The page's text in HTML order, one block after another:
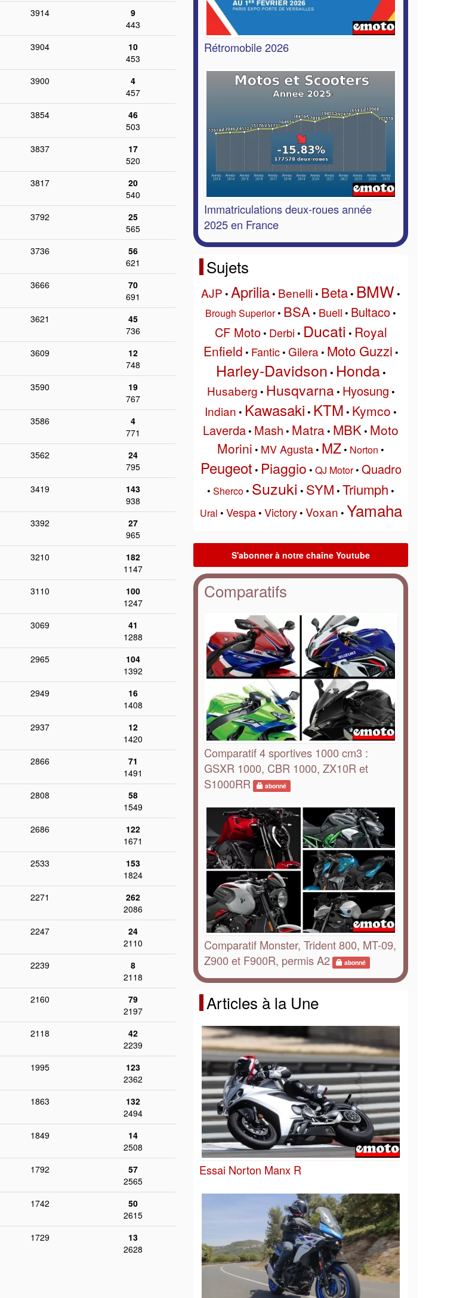
3914
9
443
3904
10
453
3900
4
457
3854
46
503
3837
17
520
3817
20
540
3792
25
565
3736
56
621
3666
70
691
3621
45
736
3609
12
748
3590
19
767
3586
4
771
3562
24
795
3419
143
938
3392
27
965
3210
182
1147
3110
100
1247
3069
41
1288
2965
104
1392
2949
16
1408
2937
12
1420
2866
71
1491
2808
58
1549
2686
122
1671
2533
153
1824
2271
262
2086
2247
24
2110
2239
8
2118
2160
79
2197
2118
42
2239
1995
123
2362
1863
132
2494
1849
14
2508
1792
57
2565
1742
50
2615
1729
13
2628
Rétromobile 2026
Immatriculations deux-roues année
2025 en France
Sujets
AJP • Aprilia• Benelli• Beta• BMW •
Brough Superior• BSA • Buell • Bultaco•
CF Moto• Derbi • Ducati • Royal
Enfield • Fantic• Gilera • Moto Guzzi •
Harley-Davidson • Honda•
Husaberg • Husqvarna• Hyosung •
Indian • Kawasaki • KTM • Kymco •
Laverda• Mash • Matra• MBK • Moto
Morini • MV Agusta• MZ• Norton •
Peugeot • Piaggio • QJ Motor• Quadro
• Sherco• Suzuki • SYM • Triumph •
Ural • Vespa• Victory• Voxan • Yamaha
Comparatifs
Comparatif 4 sportives 1000 cm3 :
GSXR 1000, CBR 1000, ZX10R et
S1000RR
abonné
Comparatif Monster, Trident 800, MT-09,
Z900 et F900R, permis A2
abonné
Articles à la Une
Essai Norton Manx R